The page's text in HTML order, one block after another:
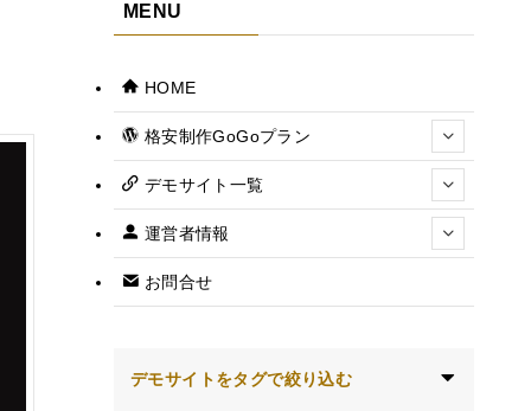
MENU
HOME
格安制作GoGoプラン
デモサイト一覧
運営者情報
お問合せ
デモサイトをタグで絞り込む